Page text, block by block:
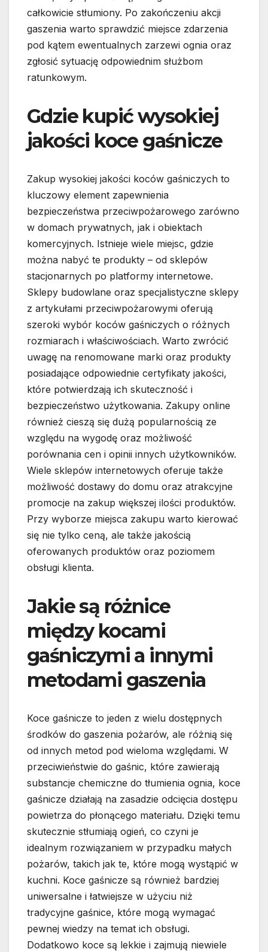
całkowicie stłumiony. Po zakończeniu akcji
gaszenia warto sprawdzić miejsce zdarzenia
pod kątem ewentualnych zarzewi ognia oraz
zgłosić sytuację odpowiednim służbom
ratunkowym.
Gdzie kupić wysokiej
jakości koce gaśnicze
Zakup wysokiej jakości koców gaśniczych to
kluczowy element zapewnienia
bezpieczeństwa przeciwpożarowego zarówno
w domach prywatnych, jak i obiektach
komercyjnych. Istnieje wiele miejsc, gdzie
można nabyć te produkty – od sklepów
stacjonarnych po platformy internetowe.
Sklepy budowlane oraz specjalistyczne sklepy
z artykułami przeciwpożarowymi oferują
szeroki wybór koców gaśniczych o różnych
rozmiarach i właściwościach. Warto zwrócić
uwagę na renomowane marki oraz produkty
posiadające odpowiednie certyfikaty jakości,
które potwierdzają ich skuteczność i
bezpieczeństwo użytkowania. Zakupy online
również cieszą się dużą popularnością ze
względu na wygodę oraz możliwość
porównania cen i opinii innych użytkowników.
Wiele sklepów internetowych oferuje także
możliwość dostawy do domu oraz atrakcyjne
promocje na zakup większej ilości produktów.
Przy wyborze miejsca zakupu warto kierować
się nie tylko ceną, ale także jakością
oferowanych produktów oraz poziomem
obsługi klienta.
Jakie są różnice
między kocami
gaśniczymi a innymi
metodami gaszenia
Koce gaśnicze to jeden z wielu dostępnych
środków do gaszenia pożarów, ale różnią się
od innych metod pod wieloma względami. W
przeciwieństwie do gaśnic, które zawierają
substancje chemiczne do tłumienia ognia, koce
gaśnicze działają na zasadzie odcięcia dostępu
powietrza do płonącego materiału. Dzięki temu
skutecznie stłumiają ogień, co czyni je
idealnym rozwiązaniem w przypadku małych
pożarów, takich jak te, które mogą wystąpić w
kuchni. Koce gaśnicze są również bardziej
uniwersalne i łatwiejsze w użyciu niż
tradycyjne gaśnice, które mogą wymagać
pewnej wiedzy na temat ich obsługi.
Dodatkowo koce są lekkie i zajmują niewiele